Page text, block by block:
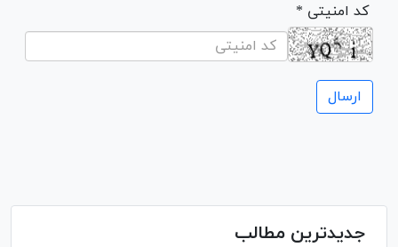
* کد امنیتی
جدیدترین مطالب